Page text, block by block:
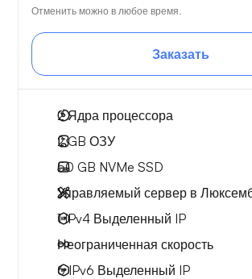
Отменить можно в любое время.
Заказать
2Ядра процессора
2 GB ОЗУ
50 GB NVMe SSD
Управляемый сервер в
1 IPv4 Выделенный IP
Неограниченная скорость
6 IPv6 Выделенный IP